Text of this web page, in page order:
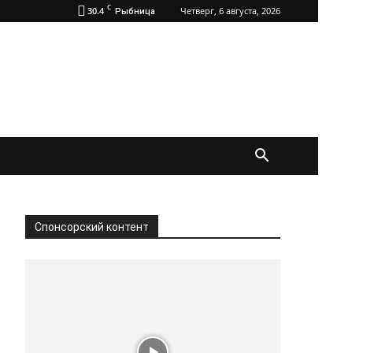
30.4 C Рыбница Четверг, 6 августа, 2026
Спонсорский контент